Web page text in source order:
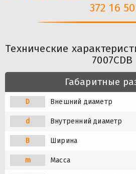
372 16 50
Технические
7007CDB
Габаритные
D Внешний диаметр
d Внутренний диаметр
B Ширина
m Масса